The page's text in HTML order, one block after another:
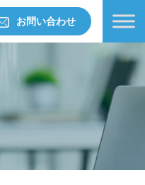
お問い合わせ